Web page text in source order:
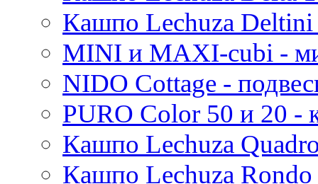
Кашпо Lechuza
MINI и MAXI-cubi -
NIDO Cottage -
PURO Color 50 и 20
Кашпо Lechuza
Кашпо Lechuza Rondo